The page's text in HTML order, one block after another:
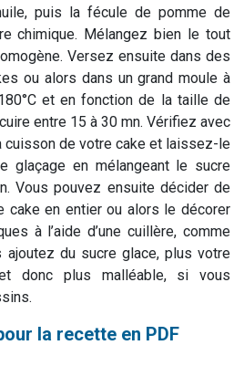
puis la fécule de pomme de
chimique. Mélangez bien le tout
Versez ensuite dans des
ou alors dans un grand moule à
et en fonction de la taille de
entre 15 à 30 mn. Vérifiez avec
cuisson de votre cake et laissez-le
glaçage en mélangeant le sucre
Vous pouvez ensuite décider de
cake en entier ou alors le décorer
à l’aide d’une cuillère, comme
ajoutez du sucre glace, plus votre
donc plus malléable, si vous
la recette en PDF